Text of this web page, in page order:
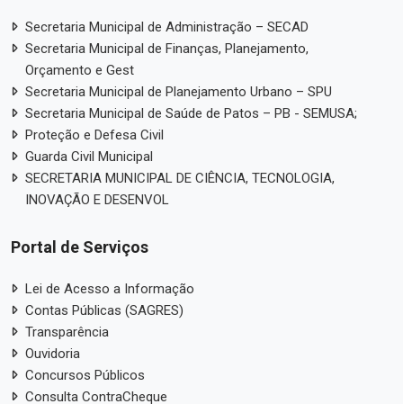
Secretaria Municipal de Administração – SECAD
Secretaria Municipal de Finanças, Planejamento,
Orçamento e Gest
Secretaria Municipal de Planejamento Urbano – SPU
Secretaria Municipal de Saúde de Patos – PB - SEMUSA;
Proteção e Defesa Civil
Guarda Civil Municipal
SECRETARIA MUNICIPAL DE CIÊNCIA, TECNOLOGIA,
INOVAÇÃO E DESENVOL
Portal de Serviços
Lei de Acesso a Informação
Contas Públicas (SAGRES)
Transparência
Ouvidoria
Concursos Públicos
Consulta ContraCheque